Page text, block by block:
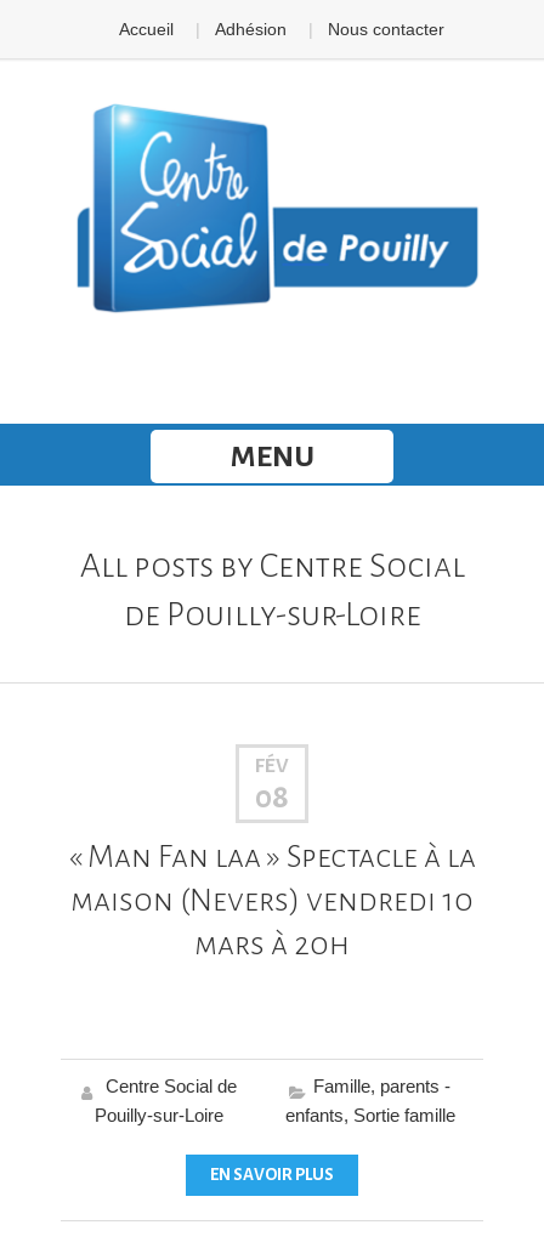
Accueil Adhésion Nous contacter
MENU
All posts by Centre Social
de Pouilly-sur-Loire
FÉV
08
« Man Fan laa » Spectacle à la
maison (Nevers) vendredi 10
mars à 20h
Centre Social de
Pouilly-sur-Loire
Famille, parents -
enfants, Sortie famille
EN SAVOIR PLUS